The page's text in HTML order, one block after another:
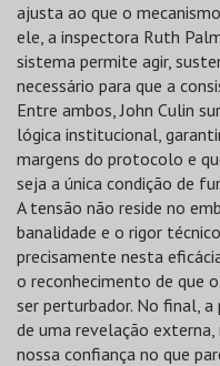
ajusta ao que o
ele, a inspectora Ruth
sistema permite agir,
necessário para que a
Entre ambos, John Culin
lógica institucional,
margens do protocolo e
seja a única condição de
A tensão não reside no
banalidade e o rigor
precisamente nesta
o reconhecimento de que
ser perturbador. No final,
de uma revelação
nossa confiança no que